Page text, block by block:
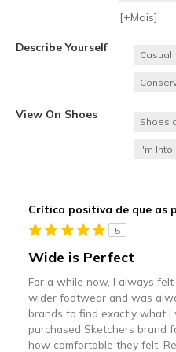
[+Mais]
Describe Yourself
Casual
View On Shoes
Shoes
I'm Into
Crítica positiva de que as
5
Wide is Perfect
For a while now, I always
wider footwear and was
brands to find exactly what
purchased Sketchers brand
how comfortable they felt.